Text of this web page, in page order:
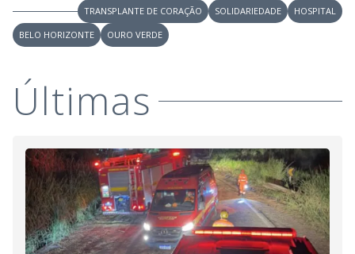
V
e
o
d TRANSPLANTE DE CORAÇÃO SOLIDARIEDADE
HOSPITAL
BELO HORIZONTE
OURO VERDE
Últimas